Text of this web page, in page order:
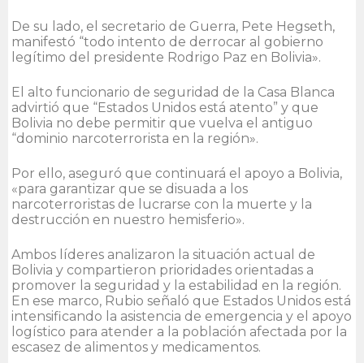
De su lado, el secretario de Guerra, Pete Hegseth,
manifestó “todo intento de derrocar al gobierno
legítimo del presidente Rodrigo Paz en Bolivia».
El alto funcionario de seguridad de la Casa Blanca
advirtió que “Estados Unidos está atento” y que
Bolivia no debe permitir que vuelva el antiguo
“dominio narcoterrorista en la región».
Por ello, aseguró que continuará el apoyo a Bolivia,
«para garantizar que se disuada a los
narcoterroristas de lucrarse con la muerte y la
destrucción en nuestro hemisferio».
Ambos líderes analizaron la situación actual de
Bolivia y compartieron prioridades orientadas a
promover la seguridad y la estabilidad en la región.
En ese marco, Rubio señaló que Estados Unidos está
intensificando la asistencia de emergencia y el apoyo
logístico para atender a la población afectada por la
escasez de alimentos y medicamentos.